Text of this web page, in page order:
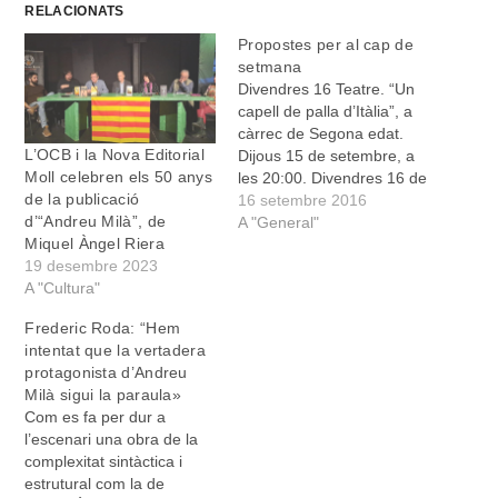
RELACIONATS
L’OCB i la Nova Editorial
Moll celebren els 50 anys
de la publicació
d’“Andreu Milà”, de
Miquel Àngel Riera
19 desembre 2023
A "Cultura"
Propostes per al cap de
setmana
Divendres 16 Teatre. “Un
capell de palla d’Itàlia”, a
càrrec de Segona edat.
Dijous 15 de setembre, a
les 20:00. Divendres 16 de
setembre, a les 20:00.
Teatre de Manacor.
16 setembre 2016
A "General"
Frederic Roda: “Hem
intentat que la vertadera
protagonista d’Andreu
Milà sigui la paraula»
Com es fa per dur a
l’escenari una obra de la
complexitat sintàctica i
estrutural com la de